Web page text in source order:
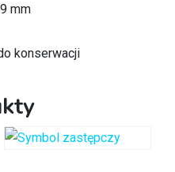
mm
konserwacji